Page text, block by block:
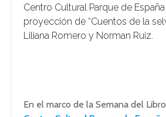
Centro Cultural Parque de
proyección de “Cuentos de la
Liliana Romero y Norman Ruiz.
En el marco de la Semana del